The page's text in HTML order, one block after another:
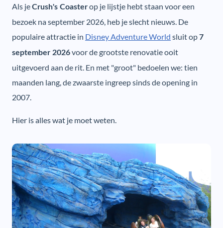
Als jeCrush's Coasterop je lijstje hebt staan voor een
bezoek na september 2026, heb je slecht nieuws. De
populaire attractie in Disney Adventure World sluit op7
september 2026voor de grootste renovatie ooit
uitgevoerd aan de rit. En met "groot" bedoelen we: tien
maanden lang, de zwaarste ingreep sinds de opening in
2007.
Hier is alles wat je moet weten.